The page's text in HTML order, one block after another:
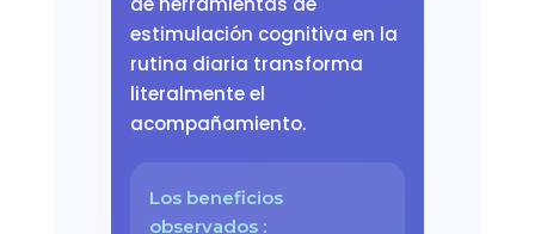
estimulación cognitiva en la
rutina diaria transforma
literalmente el
acompañamiento.
Los beneficios
observados :